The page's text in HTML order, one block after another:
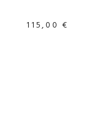
115,00 €